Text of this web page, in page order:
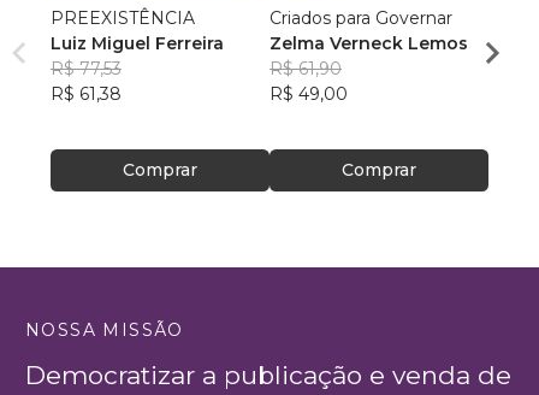
PREEXISTÊNCIA
Luiz Miguel Ferreira
R$ 77,53
R$ 61,38
Comprar
Criados para Governar
Zelma Verneck Lemos
R$ 61,90
R$ 49,00
Comprar
R$
NOSSA MISSÃO
Democratizar a publicação e venda de